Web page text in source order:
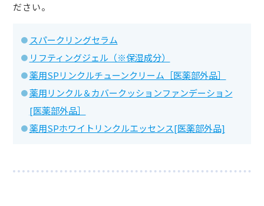
ださい。
スパークリングセラム
リフティングジェル（※保湿成分）
薬用SPリンクルチューンクリーム［医薬部外品］
薬用リンクル＆カバークッションファンデーション
[医薬部外品］
薬用SPホワイトリンクルエッセンス[医薬部外品]